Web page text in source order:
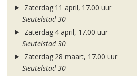
Zaterdag 11 april, 17.00 uur
Sleutelstad 30
Zaterdag 4 april, 17.00 uur
Sleutelstad 30
Zaterdag 28 maart, 17.00 uur
Sleutelstad 30